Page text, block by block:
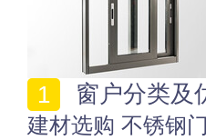
窗户分类及
建材选购 不锈钢门